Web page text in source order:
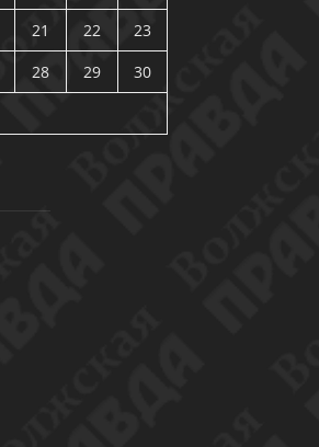
21 22
23
28 29
30